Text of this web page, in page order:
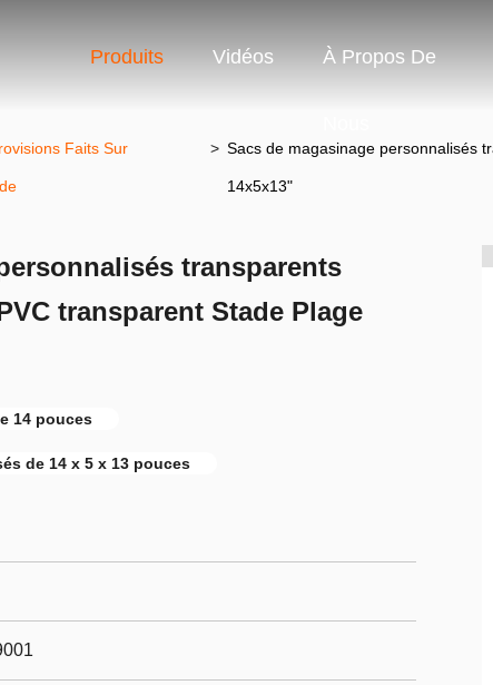
Produits Vidéos À Propos De
Faits Sur > Sacs de magasinage personnalisés
14x5x13"
transparents
transparent Stade Plage
14 pouces
de 14 x 5 x 13 pouces